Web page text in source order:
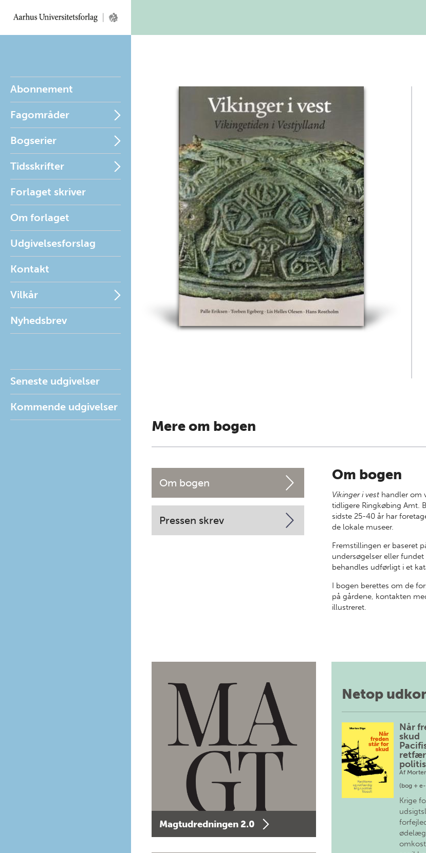
Abonnement
Fagområder
Bogserier
Tidsskrifter
Forlaget skriver
Om forlaget
Udgivelsesforslag
Kontakt
Vilkår
Nyhedsbrev
Seneste udgivelser
Kommende udgivelser
Mere om bogen
Om bogen
Pressen skrev
Om bogen
Vikinger i vest handler om
tidligere Ringkøbing Amt.
sidste 25-40 år har
de lokale museer.
Fremstillingen er baseret
undersøgelser eller
behandles udførligt i et
I bogen berettes om de
på gårdene, kontakten
illustreret.
Magtudredningen 2.0
Netop
Når
skud
Af
(bog +
Krige